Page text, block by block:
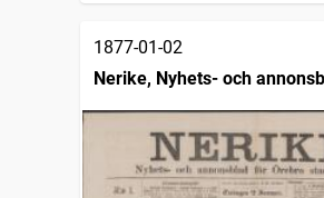
1877-01-02
Nerike, Nyhets- och